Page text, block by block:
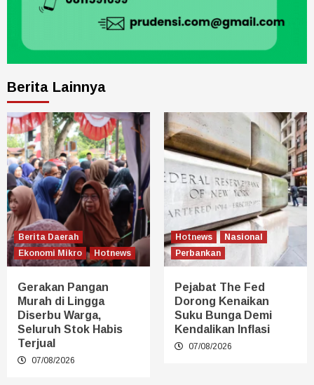
Berita Lainnya
Berita Daerah
Ekonomi Mikro
Hotnews
Gerakan Pangan
Murah di Lingga
Diserbu Warga,
Seluruh Stok Habis
Terjual
07/08/2026
Hotnews
Nasional
Perbankan
Pejabat The Fed
Dorong Kenaikan
Suku Bunga Demi
Kendalikan Inflasi
07/08/2026